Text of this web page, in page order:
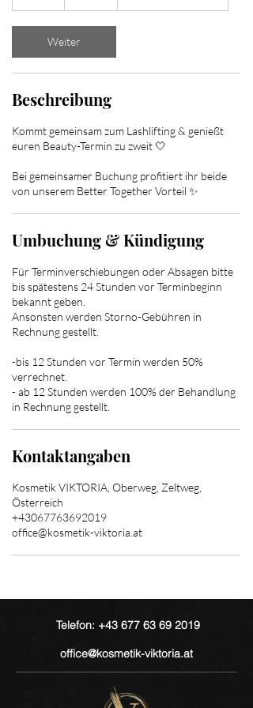
d
Weiter
Beschreibung
Kommt gemeinsam zum Lashlifting & genießt
euren Beauty-Termin zu zweit 🤍
Bei gemeinsamer Buchung profitiert ihr beide
von unserem Better Together Vorteil ✨
Umbuchung & Kündigung
Für Terminverschiebungen oder Absagen bitte
bis spätestens 24 Stunden vor Terminbeginn
bekannt geben.
Ansonsten werden Storno-Gebühren in
Rechnung gestellt.
-bis 12 Stunden vor Termin werden 50%
verrechnet.
- ab 12 Stunden werden 100% der Behandlung
in Rechnung gestellt.
Kontaktangaben
Kosmetik VIKTORIA, Oberweg, Zeltweg,
Österreich
+43067763692019
office@kosmetik-viktoria.at
Telefon: +43 677 63 69 2019
office@kosmetik-viktoria.at